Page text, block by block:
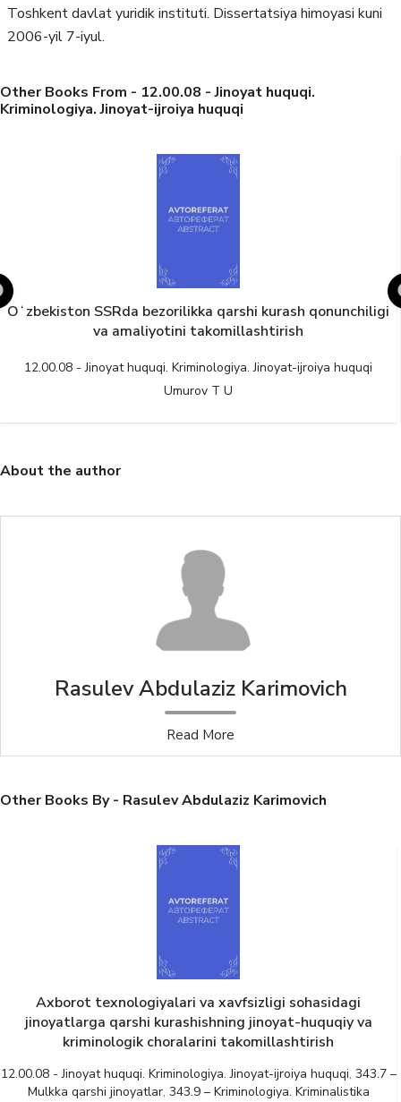
Toshkent davlat yuridik instituti. Dissertatsiya himoyasi kuni
2006-yil 7-iyul.
Other Books From - 12.00.08 - Jinoyat huquqi.
Kriminologiya. Jinoyat-ijroiya huquqi
Oʻzbekiston SSRda bezorilikka qarshi kurash qonunchiligi
va amaliyotini takomillashtirish
12.00.08 - Jinoyat huquqi. Kriminologiya. Jinoyat-ijroiya huquqi
Umurov T U
About the author
Rasulev Abdulaziz Karimovich
Read More
Other Books By - Rasulev Abdulaziz Karimovich
Axborot texnologiyalari va xavfsizligi sohasidagi
jinoyatlarga qarshi kurashishning jinoyat-huquqiy va
kriminologik choralarini takomillashtirish
12.00.08 - Jinoyat huquqi. Kriminologiya. Jinoyat-ijroiya huquqi, 343.7 –
Mulkka qarshi jinoyatlar, 343.9 – Kriminologiya. Kriminalistika